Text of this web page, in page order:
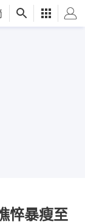
悴暴瘦至